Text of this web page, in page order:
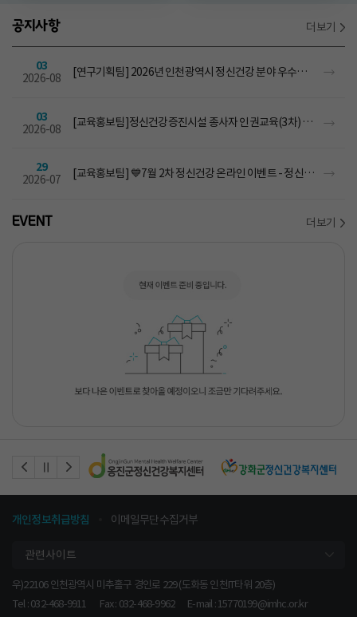
공지사항
03
2026-08
[연구기획팀] 2026년 인천광역시 정신건강 분야 우수사례 선정 결과 안내
03
2026-08
[교육홍보팀]정신건강증진시설 종사자 인권교육(3차) 수료증 발급 안내
29
2026-07
[교육홍보팀] 💙7월 2차 정신건강 온라인 이벤트 - 정신건강 아카데미 회원가입 인증하기💙
더보기
EVENT 더보기
이전 정지 다음
개인정보취급방침 이메일무단수집거부
관련사이트
우)22106 인천광역시 미추홀구 경인로 229 (도화동 인천IT타워 20층)
Tel : 032-468-9911
Fax : 032-468-9962 E-mail :15770199@imhc.or.kr